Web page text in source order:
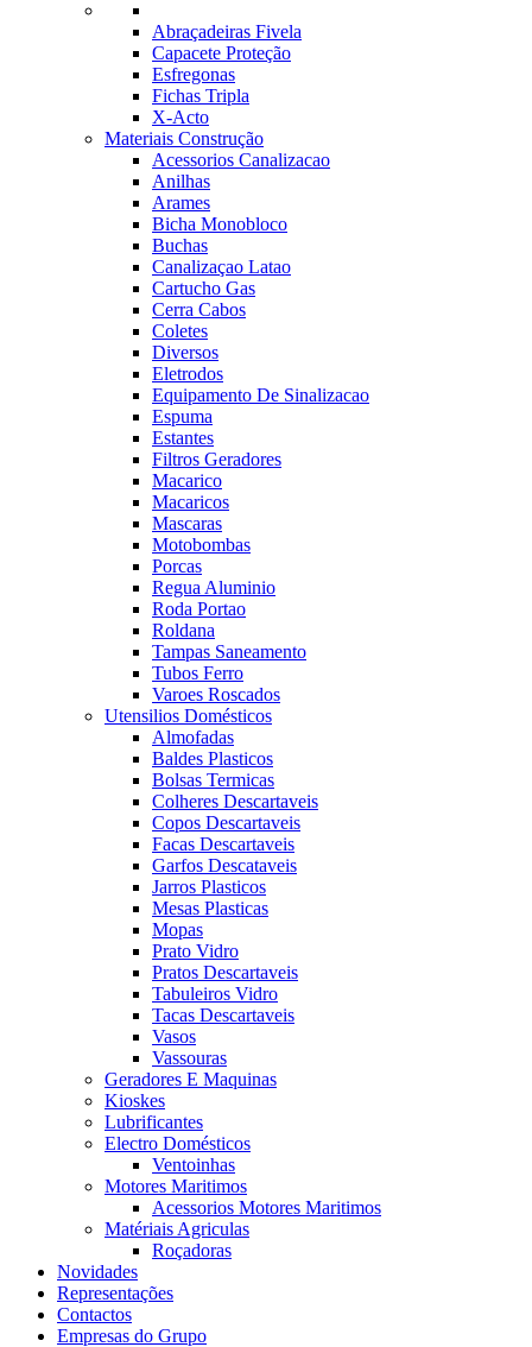
Abraçadeiras Fivela
Capacete Proteção
Esfregonas
Fichas Tripla
X-Acto
Materiais Construção
Acessorios Canalizacao
Anilhas
Arames
Bicha Monobloco
Buchas
Canalizaçao Latao
Cartucho Gas
Cerra Cabos
Coletes
Diversos
Eletrodos
Equipamento De Sinalizacao
Espuma
Estantes
Filtros Geradores
Macarico
Macaricos
Mascaras
Motobombas
Porcas
Regua Aluminio
Roda Portao
Roldana
Tampas Saneamento
Tubos Ferro
Varoes Roscados
Utensilios Domésticos
Almofadas
Baldes Plasticos
Bolsas Termicas
Colheres Descartaveis
Copos Descartaveis
Facas Descartaveis
Garfos Descataveis
Jarros Plasticos
Mesas Plasticas
Mopas
Prato Vidro
Pratos Descartaveis
Tabuleiros Vidro
Tacas Descartaveis
Vasos
Vassouras
Geradores E Maquinas
Kioskes
Lubrificantes
Electro Domésticos
Ventoinhas
Motores Maritimos
Acessorios Motores Maritimos
Matériais Agriculas
Roçadoras
Novidades
Representações
Contactos
Empresas do Grupo